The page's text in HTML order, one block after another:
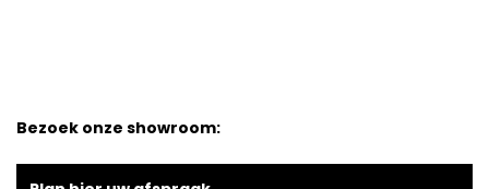
Bezoek onze showroom: